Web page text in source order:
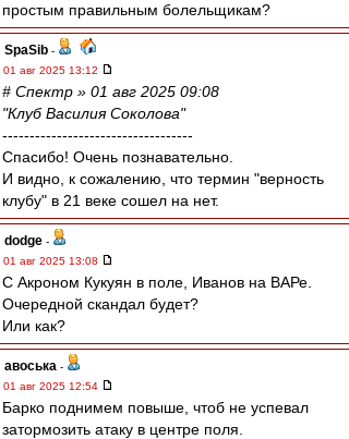
простым правильным болельщикам?
SpaSib -
01 авг 2025 13:12
# Спектр » 01 авг 2025 09:08
"Клуб Василия Соколова"
-----------------------------------
Спасибо! Очень познавательно.
И видно, к сожалению, что термин "верность
клубу" в 21 веке сошел на нет.
dodge -
01 авг 2025 13:08
С Акроном Кукуян в поле, Иванов на ВАРе.
Очередной скандал будет?
Или как?
авоська -
01 авг 2025 12:54
Барко поднимем повыше, чтоб не успевал
затормозить атаку в центре поля.